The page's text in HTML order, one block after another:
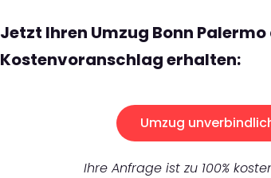
Jetzt Ihren Umzug Bonn
Kostenvoranschlag erhalten:
Umzug
Ihre Anfrage ist zu 100%